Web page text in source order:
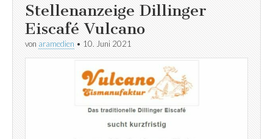
Stellenanzeige Dillinger
Eiscafé Vulcano
von aramedien • 10. Juni 2021